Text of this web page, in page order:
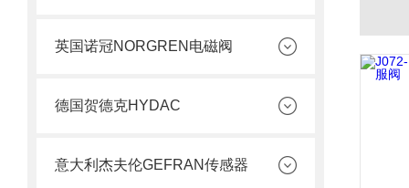
英国诺冠NORGREN电磁阀
德国贺德克HYDAC
意大利杰夫伦GEFRAN传感器